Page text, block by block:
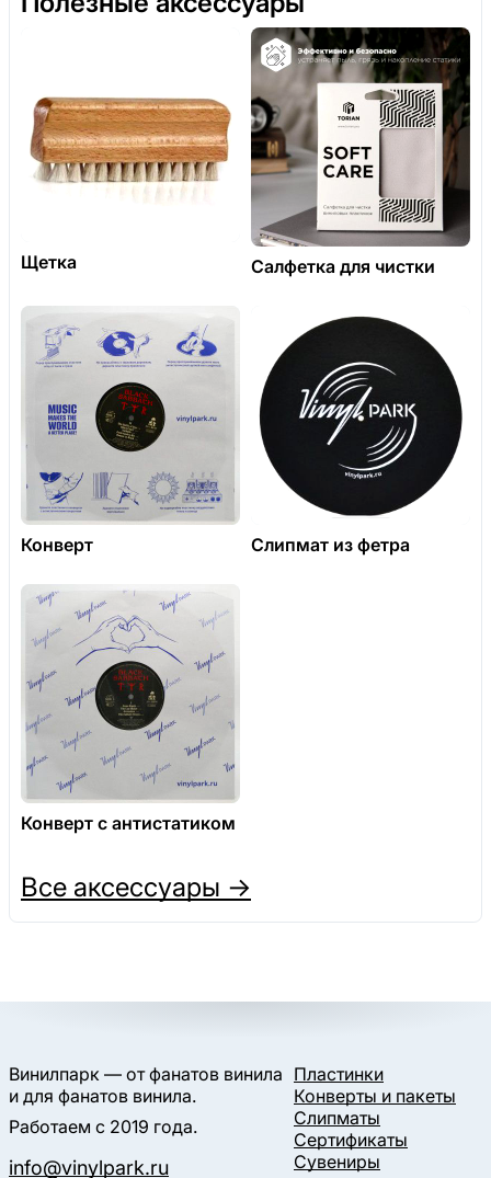
Щетка Салфетка для чистки
Конверт Слипмат из фетра
Конверт с антистатиком
Все аксессуары →
Винилпарк — от фанатов винила
и для фанатов винила.
Работаем с 2019 года.
info@vinylpark.ru
Пластинки
Конверты и пакеты
Слипматы
Сертификаты
Сувениры